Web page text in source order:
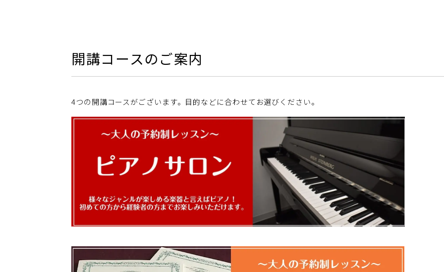
開講コースのご案内
4つの開講コースがございます。目的などに合わせてお選びください。